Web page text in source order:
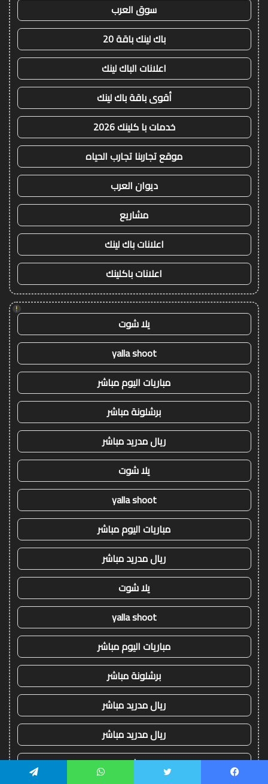
سوق العرب
باك لينك باقة 20
اعلانات الباك لينك
أقوى باقة باك لينك
خدمات با كلينك 2026
موقع تجاربنا تجارب الحياه
ديوان العرب
مشاريع
اعلانات باك لينك
اعلانات باكلينك
!
يلا شوت
yalla shoot
مباريات اليوم مباشر
برشلونة مباشر
ريال مدريد مباشر
يلا شوت
yalla shoot
مباريات اليوم مباشر
ريال مدريد مباشر
يلا شوت
yalla shoot
مباريات اليوم مباشر
برشلونة مباشر
ريال مدريد مباشر
ريال مدريد مباشر
يلا شوت